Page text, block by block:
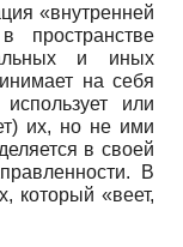
«внутренней
пространстве
и иных
на себя
или
их, но не ими
в своей
В
который «веет,